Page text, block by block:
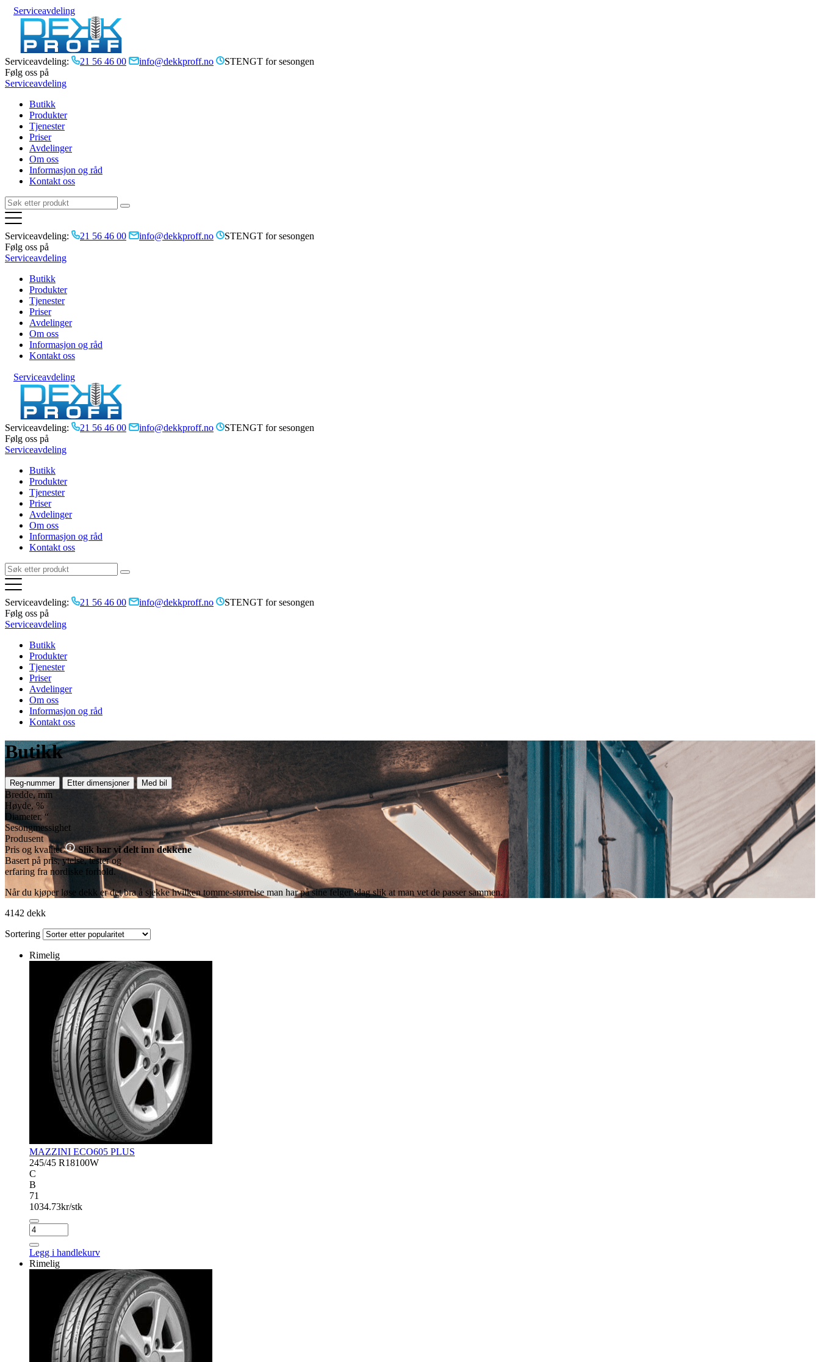
Serviceavdeling
Serviceavdeling: 21 56 46 00 info@dekkproff.no
STENGT for sesongen
Følg oss på
Serviceavdeling
Butikk
Produkter
Tjenester
Priser
Avdelinger
Om oss
Informasjon og råd
Kontakt oss
Serviceavdeling: 21 56 46 00 info@dekkproff.no
STENGT for sesongen
Følg oss på
Serviceavdeling
Butikk
Produkter
Tjenester
Priser
Avdelinger
Om oss
Informasjon og råd
Kontakt oss
Serviceavdeling
Serviceavdeling: 21 56 46 00 info@dekkproff.no
STENGT for sesongen
Følg oss på
Serviceavdeling
Butikk
Produkter
Tjenester
Priser
Avdelinger
Om oss
Informasjon og råd
Kontakt oss
Serviceavdeling: 21 56 46 00 info@dekkproff.no
STENGT for sesongen
Følg oss på
Serviceavdeling
Butikk
Produkter
Tjenester
Priser
Avdelinger
Om oss
Informasjon og råd
Kontakt oss
Butikk
Reg-nummer Etter dimensjoner Med bil
Bredde, mm
Høyde, %
Diameter, “
Sesongmessighet
Produsent
Pris og kvalitet
Slik har vi delt inn dekkene
Basert på pris, ytelse, tester og
erfaring fra nordiske forhold.
Når du kjøper løse dekk er det bra å sjekke hvilken tomme-størrelse man har på sine felger idag slik at man vet de passer sammen.
4142 dekk
Sortering
Rimelig
MAZZINI ECO605 PLUS
245/45 R18100W
C
B
71
1034.73kr/stk
MAZZINI
ECO605
PLUS
antall
Legg i handlekurv
Rimelig